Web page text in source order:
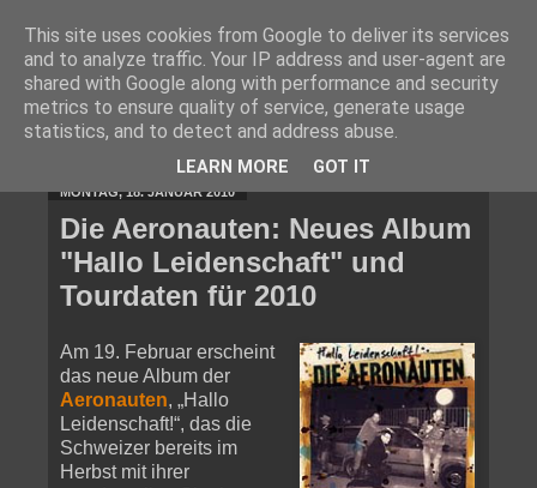
MONTAG, 18. JANUAR 2010
Die Aeronauten: Neues Album
"Hallo Leidenschaft" und
Tourdaten für 2010
Am 19. Februar erscheint
das neue Album der
Aeronauten, „Hallo
Leidenschaft!“, das die
Schweizer bereits im
Herbst mit ihrer
This site uses cookies from Google to deliver its services
and to analyze traffic. Your IP address and user-agent are
shared with Google along with performance and security
metrics to ensure quality of service, generate usage
statistics, and to detect and address abuse.
LEARN MORE GOT IT